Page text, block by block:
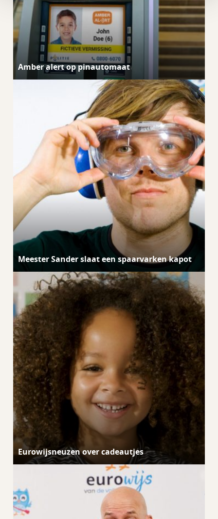
Amber alert op pinautomaat
Meester Sander slaat een spaarvarken kapot
Eurowijsneuzen over cadeautjes